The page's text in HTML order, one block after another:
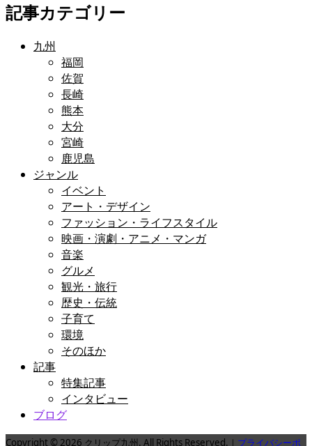
記事カテゴリー
九州
福岡
佐賀
長崎
熊本
大分
宮崎
鹿児島
ジャンル
イベント
アート・デザイン
ファッション・ライフスタイル
映画・演劇・アニメ・マンガ
音楽
グルメ
観光・旅行
歴史・伝統
子育て
環境
そのほか
記事
特集記事
インタビュー
ブログ
Copyright © 2026 クリップ九州. All Rights Reserved.｜ プライバシーポ